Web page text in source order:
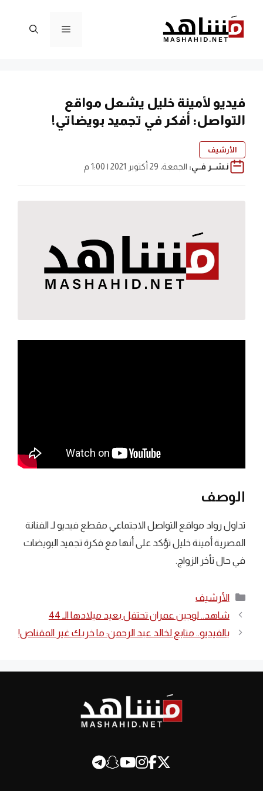
المحتوى
القائمة
فيديو لأمينة خليل يشعل مواقع
التواصل: أفكر في تجميد بويضاتي!
الأرشيف
نـشــر فــي: الجمعة، 29 أكتوبر 2021 | 1:00 م
الوصف
تداول رواد مواقع التواصل الاجتماعي مقطع فيديو لـ الفنانة
المصرية أمينة خليل تؤكد على أنها مع فكرة تجميد البويضات
في حال تأخر الزواج.
التصنيفات
الأرشيف
شاهد.. لوجين عمران تحتفل بعيد ميلادها الـ 44
بالفيديو.. متابع لخالد عبد الرحمن: ما خربك غير المقناص!